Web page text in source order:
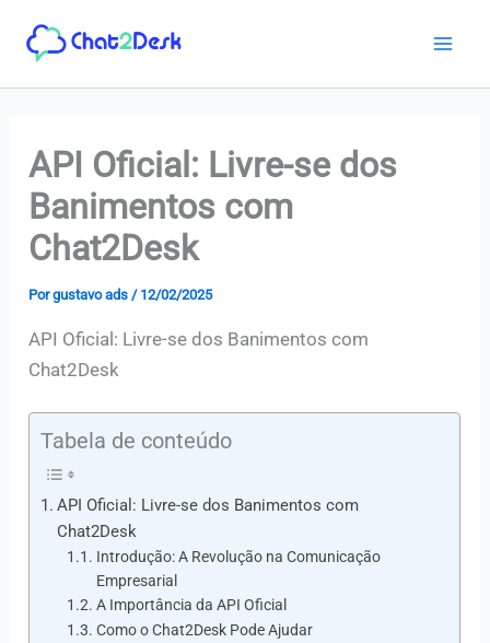
para
API Oficial: Livre-se dos
Banimentos com
Chat2Desk
Porgustavo ads / 12/02/2025
API Oficial: Livre-se dos Banimentos com
Chat2Desk
Tabela de conteúdo
API Oficial: Livre-se dos Banimentos com
Chat2Desk
Introdução: A Revolução na Comunicação
Empresarial
A Importância da API Oficial
Como o Chat2Desk Pode Ajudar